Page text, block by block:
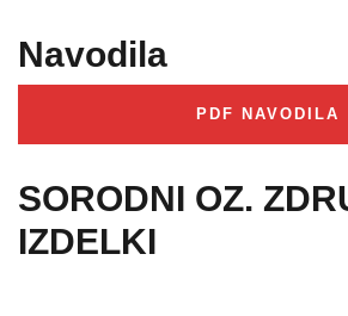
Navodila
PDF NAVODILA
SORODNI OZ.
IZDELKI